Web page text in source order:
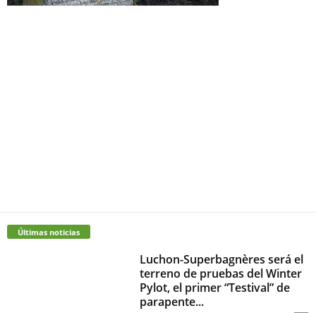
Últimas noticias
Luchon-Superbagnères será el
terreno de pruebas del Winter
Pylot, el primer “Testival” de
parapente...